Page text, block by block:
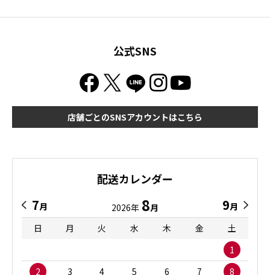
公式SNS
店舗ごとのSNSアカウントはこちら
配送カレンダー
7月 2026年 8月 9月
日
月 火 水 木 金
土
1
2
3 4 5 6 7 8